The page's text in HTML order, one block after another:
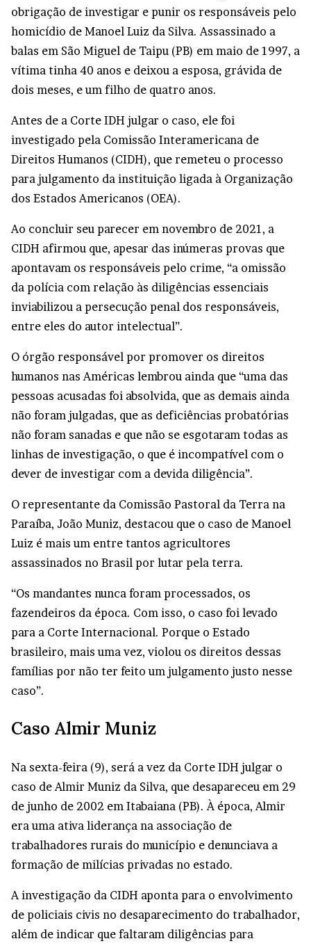
obrigação de investigar e punir os responsáveis pelo
homicídio de Manoel Luiz da Silva. Assassinado a
balas em São Miguel de Taipu (PB) em maio de 1997, a
vítima tinha 40 anos e deixou a esposa, grávida de
dois meses, e um filho de quatro anos.
Antes de a Corte IDH julgar o caso, ele foi
investigado pela Comissão Interamericana de
Direitos Humanos (CIDH), que remeteu o processo
para julgamento da instituição ligada à Organização
dos Estados Americanos (OEA).
Ao concluir seu parecer em novembro de 2021, a
CIDH afirmou que, apesar das inúmeras provas que
apontavam os responsáveis pelo crime, “a omissão
da polícia com relação às diligências essenciais
inviabilizou a persecução penal dos responsáveis,
entre eles do autor intelectual”.
O órgão responsável por promover os direitos
humanos nas Américas lembrou ainda que “uma das
pessoas acusadas foi absolvida, que as demais ainda
não foram julgadas, que as deficiências probatórias
não foram sanadas e que não se esgotaram todas as
linhas de investigação, o que é incompatível com o
dever de investigar com a devida diligência”.
O representante da Comissão Pastoral da Terra na
Paraíba, João Muniz, destacou que o caso de Manoel
Luiz é mais um entre tantos agricultores
assassinados no Brasil por lutar pela terra.
“Os mandantes nunca foram processados, os
fazendeiros da época. Com isso, o caso foi levado
para a Corte Internacional. Porque o Estado
brasileiro, mais uma vez, violou os direitos dessas
famílias por não ter feito um julgamento justo nesse
caso”.
Caso Almir Muniz
Na sexta-feira (9), será a vez da Corte IDH julgar o
caso de Almir Muniz da Silva, que desapareceu em 29
de junho de 2002 em Itabaiana (PB). À época, Almir
era uma ativa liderança na associação de
trabalhadores rurais do município e denunciava a
formação de milícias privadas no estado.
A investigação da CIDH aponta para o envolvimento
de policiais civis no desaparecimento do trabalhador,
além de indicar que faltaram diligências para